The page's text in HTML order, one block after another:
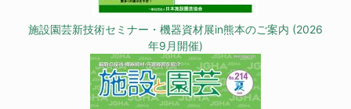
施設園芸新技術セミナー・機器資材展in熊本のご案内 (2026
年9月開催)